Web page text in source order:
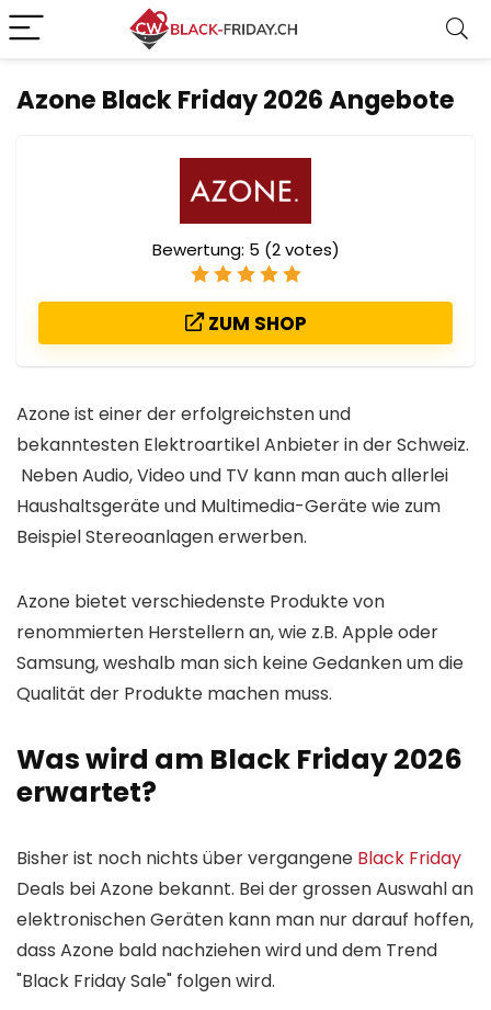
Azone Black Friday 2026 Angebote
Bewertung: 5 (2votes)
ZUM SHOP
Azone ist einer der erfolgreichsten und
bekanntesten Elektroartikel Anbieter in der Schweiz.
Neben Audio, Video und TV kann man auch allerlei
Haushaltsgeräte und Multimedia-Geräte wie zum
Beispiel Stereoanlagen erwerben.
Azone bietet verschiedenste Produkte von
renommierten Herstellern an, wie z.B. Apple oder
Samsung, weshalb man sich keine Gedanken um die
Qualität der Produkte machen muss.
Was wird am Black Friday 2026
erwartet?
Bisher ist noch nichts über vergangene Black Friday
Deals bei Azone bekannt. Bei der grossen Auswahl an
elektronischen Geräten kann man nur darauf hoffen,
dass Azone bald nachziehen wird und dem Trend
"Black Friday Sale" folgen wird.